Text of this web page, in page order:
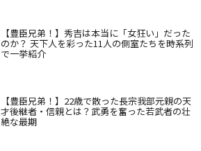
【豊臣兄弟！】秀吉は本当に「女狂い」だった
のか？ 天下人を彩った11人の側室たちを時系列
で一挙紹介
【豊臣兄弟！】22歳で散った長宗我部元親の天
才後継者・信親とは？武勇を奮った若武者の壮
絶な最期